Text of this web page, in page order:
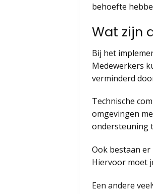
behoefte
Wat zijn
Bij het
Medewerkers
verminderd
Technische
omgevingen
ondersteuning
Ook bestaan
Hiervoor moet
Een andere